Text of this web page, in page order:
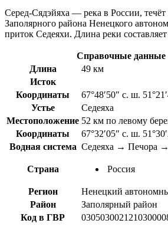
Серед-Сядэйяха — река в России, течёт
Заполярного района Ненецкого
приток Седеяхи. Длина реки
Справочные данные
Длина
49 км
Исток
Координаты
67°48′50″ с. ш.
Устье
Седеяха
Местоположение 52 км по левому
Координаты
67°32′05″ с. ш.
Водная система Седеяха → Печора
Страна Россия
Регион
Ненецкий
Район
Заполярный район
Код в ГВР